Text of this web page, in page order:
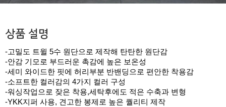
상품 설명
-고밀도 트윌 5수 원단으로 제작해 탄탄한 원단감
-안감 기모로 부드러운 촉감에 높은 보온성
-세미 와이드한 핏에 허리부분 반밴딩으로 편안한 착용감
-소프트한 컬러감의 4가지 컬러 구성
-워싱작업으로 잦은 착용,세탁후에도 적은 수축과 변형
-YKK지퍼 사용, 견고한 봉제로 높은 퀄리티 제작